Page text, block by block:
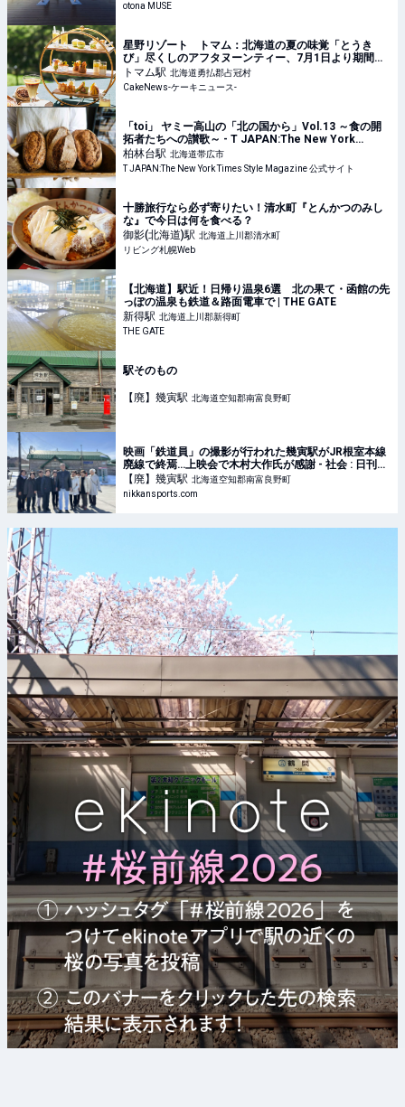
otona MUSE
星野リゾート トマム：北海道の夏の味覚「とうき
び」尽くしのアフタヌーンティー、7月1日より期間限
定で初開催
トマム駅 北海道勇払郡占冠村
CakeNews-ケーキニュース-
「toi」 ヤミー高山の「北の国から」Vol.13 ～食の開
拓者たちへの讃歌～ - T JAPAN:The New York
Times Style Magazine 公式サイト
柏林台駅 北海道帯広市
T JAPAN:The New York Times Style Magazine 公式サイト
十勝旅行なら必ず寄りたい！清水町『とんかつのみし
な』で今日は何を食べる？
御影(北海道)駅 北海道上川郡清水町
リビング札幌Web
【北海道】駅近！日帰り温泉6選 北の果て・函館の先
っぽの温泉も鉄道＆路面電車で | THE GATE
新得駅 北海道上川郡新得町
THE GATE
駅そのもの
【廃】幾寅駅 北海道空知郡南富良野町
映画「鉄道員」の撮影が行われた幾寅駅がJR根室本線
廃線で終焉…上映会で木村大作氏が感謝 - 社会 : 日刊ス
ポーツ
【廃】幾寅駅 北海道空知郡南富良野町
nikkansports.com